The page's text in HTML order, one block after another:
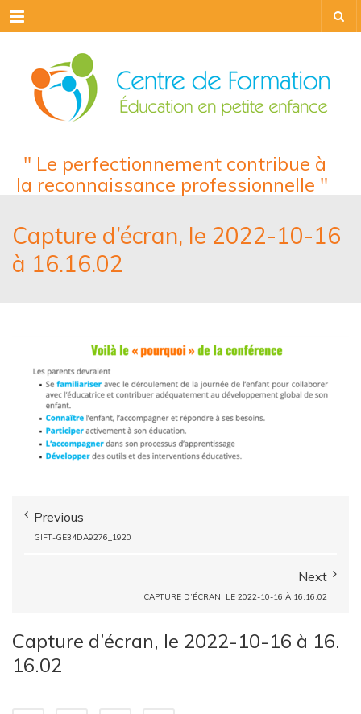
Menu
" Le perfectionnement contribue à
la reconnaissance professionnelle "
Capture d’écran, le 2022-10-16
à 16.16.02
Previous
GIFT-GE34DA9276_1920
Next
CAPTURE D’ÉCRAN, LE 2022-10-16 À 16.16.02
Capture d’écran, le 2022-10-16 à 16.
16.02